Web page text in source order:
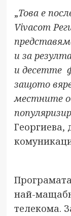
„Това е
Vivacom
и за
и десетте
защото
местните
Георгиева,
най-
телекома.